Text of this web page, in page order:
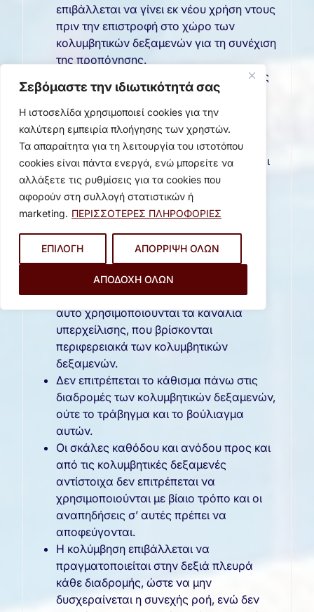
Σεβόμαστε την ιδιωτικότητά σας
Η ιστοσελίδα χρησιμοποιεί cookies για την
καλύτερη εμπειρία πλοήγησης των χρηστών.
Τα απαραίτητα για τη λειτουργία του ιστοτόπου
cookies είναι πάντα ενεργά, ενώ μπορείτε να
αλλάξετε τις ρυθμίσεις για τα cookies που
αφορούν στη συλλογή στατιστικών ή
marketing. ΠΕΡΙΣΣΟΤΕΡΕΣ ΠΛΗΡΟΦΟΡΙΕΣ
ΕΠΙΛΟΓΗ ΑΠΟΡΡΙΨΗ ΟΛΩΝ
ΑΠΟΔΟΧΗ ΟΛΩΝ
επιβάλλεται να γίνει εκ νέου χρήση ντους
πριν την επιστροφή στο χώρο των
κολυμβητικών δεξαμενών για τη συνέχιση
της προπόνησης.
Η είσοδος και η έξοδος προς και από τις
κολυμβητικές δεξαμενές αντίστοιχα
γίνεται μόνο μέσα από τις δεξαμενές
απολύμανσης (ποδόλουτρο) με
σαγιονάρες.
Δεν επιτρέπεται η χρήση αντηλιακών και
κάθε είδους λιπαντικών ουσιών, διότι
μεταβάλουν την ποιότητα του νερού.
Απαγορεύεται η ούρηση εντός των
Απαγορεύεται το φτύσιμο, το πέταγμα
νερού από το στόμα και η έκκριση
βλέννας από τα ρουθούνια εντός των
κολυμβητικών δεξαμενών. Για το σκοπό
αυτό χρησιμοποιούνται τα κανάλια
υπερχείλισης, που βρίσκονται
περιφερειακά των κολυμβητικών
δεξαμενών.
Δεν επιτρέπεται το κάθισμα πάνω στις
διαδρομές των κολυμβητικών δεξαμενών,
ούτε το τράβηγμα και το βούλιαγμα
αυτών.
Οι σκάλες καθόδου και ανόδου προς και
από τις κολυμβητικές δεξαμενές
αντίστοιχα δεν επιτρέπεται να
χρησιμοποιούνται με βίαιο τρόπο και οι
αναπηδήσεις σ’ αυτές πρέπει να
αποφεύγονται.
Η κολύμβηση επιβάλλεται να
πραγματοποιείται στην δεξιά πλευρά
κάθε διαδρομής, ώστε να μην
δυσχεραίνεται η συνεχής ροή, ενώ δεν